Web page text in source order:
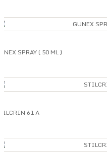
SPRAY ( 50 ML )
61 A